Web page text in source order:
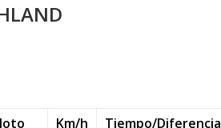
Km/h
Tiempo/Diferencia